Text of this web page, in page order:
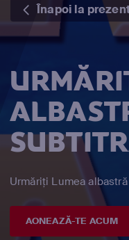
Înapoi la
Urmăriți Lumea
AONEAZĂ-TE ACUM